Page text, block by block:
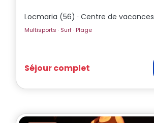
Locmaria (56) · Centre de vacances
Multisports · Surf · Plage
Séjour complet